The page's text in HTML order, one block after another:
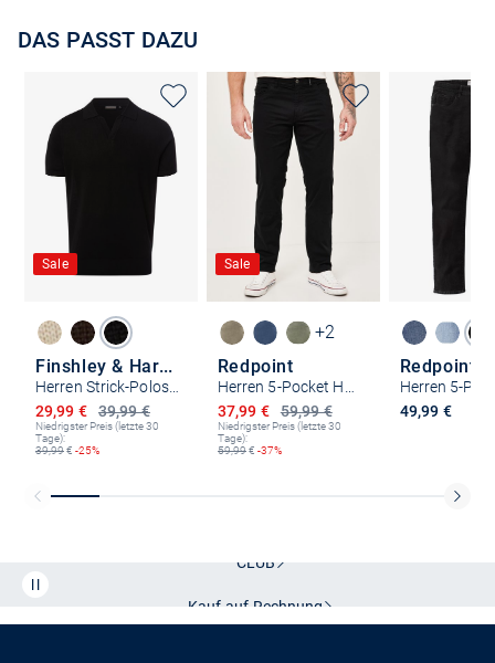
DAS PASST DAZU
Sale
Finshley & Harding
Herren Strick-Poloshirt
39,99 €
Ermäßigter Preis
29,99 €
Niedrigster Preis (letzte 30
Tage):
39,99€ -25%
Sale
+2
Redpoint
Herren 5-Pocket Hose - MONTREAL Straight Fit
59,99 €
Ermäßigter Preis
37,99 €
Niedrigster Preis (letzte 30
Tage):
59,99€ -37%
Redpoint
49,99 €
CLUB